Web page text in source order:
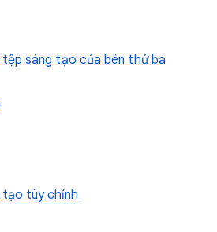
sáng tạo của bên thứ ba
tùy chỉnh